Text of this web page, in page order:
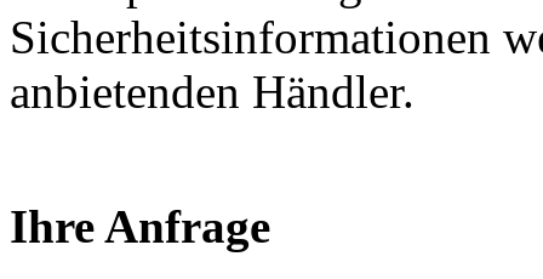
Sicherheitsinformationen
anbietenden Händler.
Ihre Anfrage